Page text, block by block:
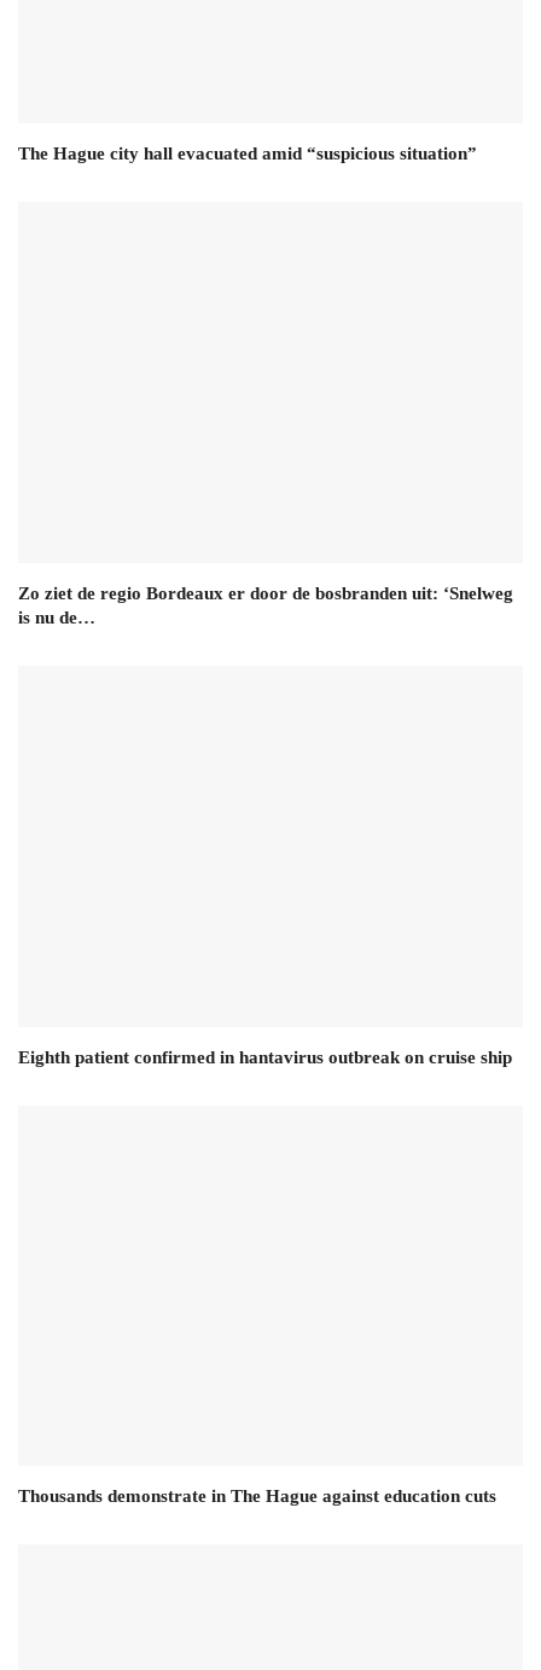
The Hague city hall evacuated amid “suspicious situation”
Zo ziet de regio Bordeaux er door de bosbranden uit: ‘Snelweg
is nu de…
Eighth patient confirmed in hantavirus outbreak on cruise ship
Thousands demonstrate in The Hague against education cuts